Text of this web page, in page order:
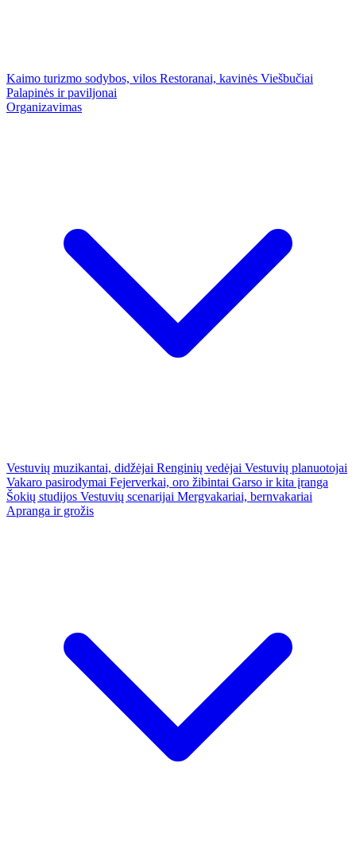
Kaimo turizmo sodybos, vilos Restoranai, kavinės Viešbučiai
Palapinės ir paviljonai
Organizavimas
Vestuvių muzikantai, didžėjai Renginių vedėjai Vestuvių planuotojai
Vakaro pasirodymai Fejerverkai, oro žibintai Garso ir kita įranga
Šokių studijos Vestuvių scenarijai Mergvakariai, bernvakariai
Apranga ir grožis